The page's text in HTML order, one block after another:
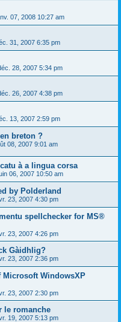
07, 2008 10:27 am
31, 2007 6:35 pm
28, 2007 5:34 pm
26, 2007 4:38 pm
13, 2007 2:59 pm
breton ?
08, 2007 9:01 am
à a lingua corsa
06, 2007 10:50 am
by Polderland
23, 2007 4:30 pm
spellchecker for MS®
23, 2007 4:26 pm
Gàidhlig?
23, 2007 2:36 pm
Microsoft WindowsXP
23, 2007 2:30 pm
le romanche
19, 2007 5:13 pm